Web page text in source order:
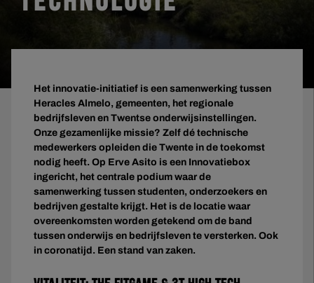
Het innovatie-initiatief is een samenwerking tussen
Heracles Almelo, gemeenten, het regionale
bedrijfsleven en Twentse onderwijsinstellingen.
Onze gezamenlijke missie? Zelf dé technische
medewerkers opleiden die Twente in de toekomst
nodig heeft. Op Erve Asito is een Innovatiebox
ingericht, het centrale podium waar de
samenwerking tussen studenten, onderzoekers en
bedrijven gestalte krijgt. Het is de locatie waar
overeenkomsten worden getekend om de band
tussen onderwijs en bedrijfsleven te versterken. Ook
in coronatijd. Een stand van zaken.